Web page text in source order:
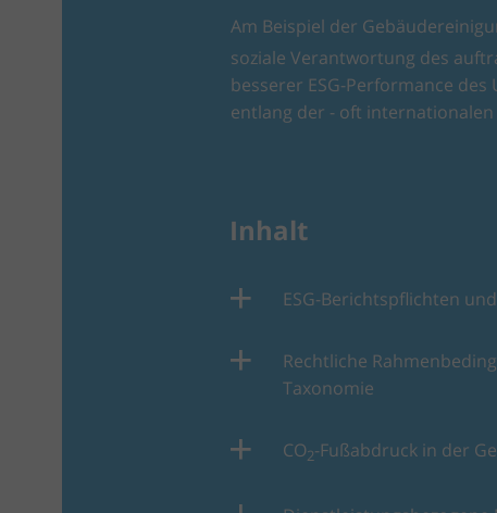
Am Beispiel der
soziale Verantwortung des
besserer ESG-Performance
entlang der - oft
Inhalt
ESG-Berichtspflichten
Rechtliche
Taxonomie
CO2-Fußabdruck in der